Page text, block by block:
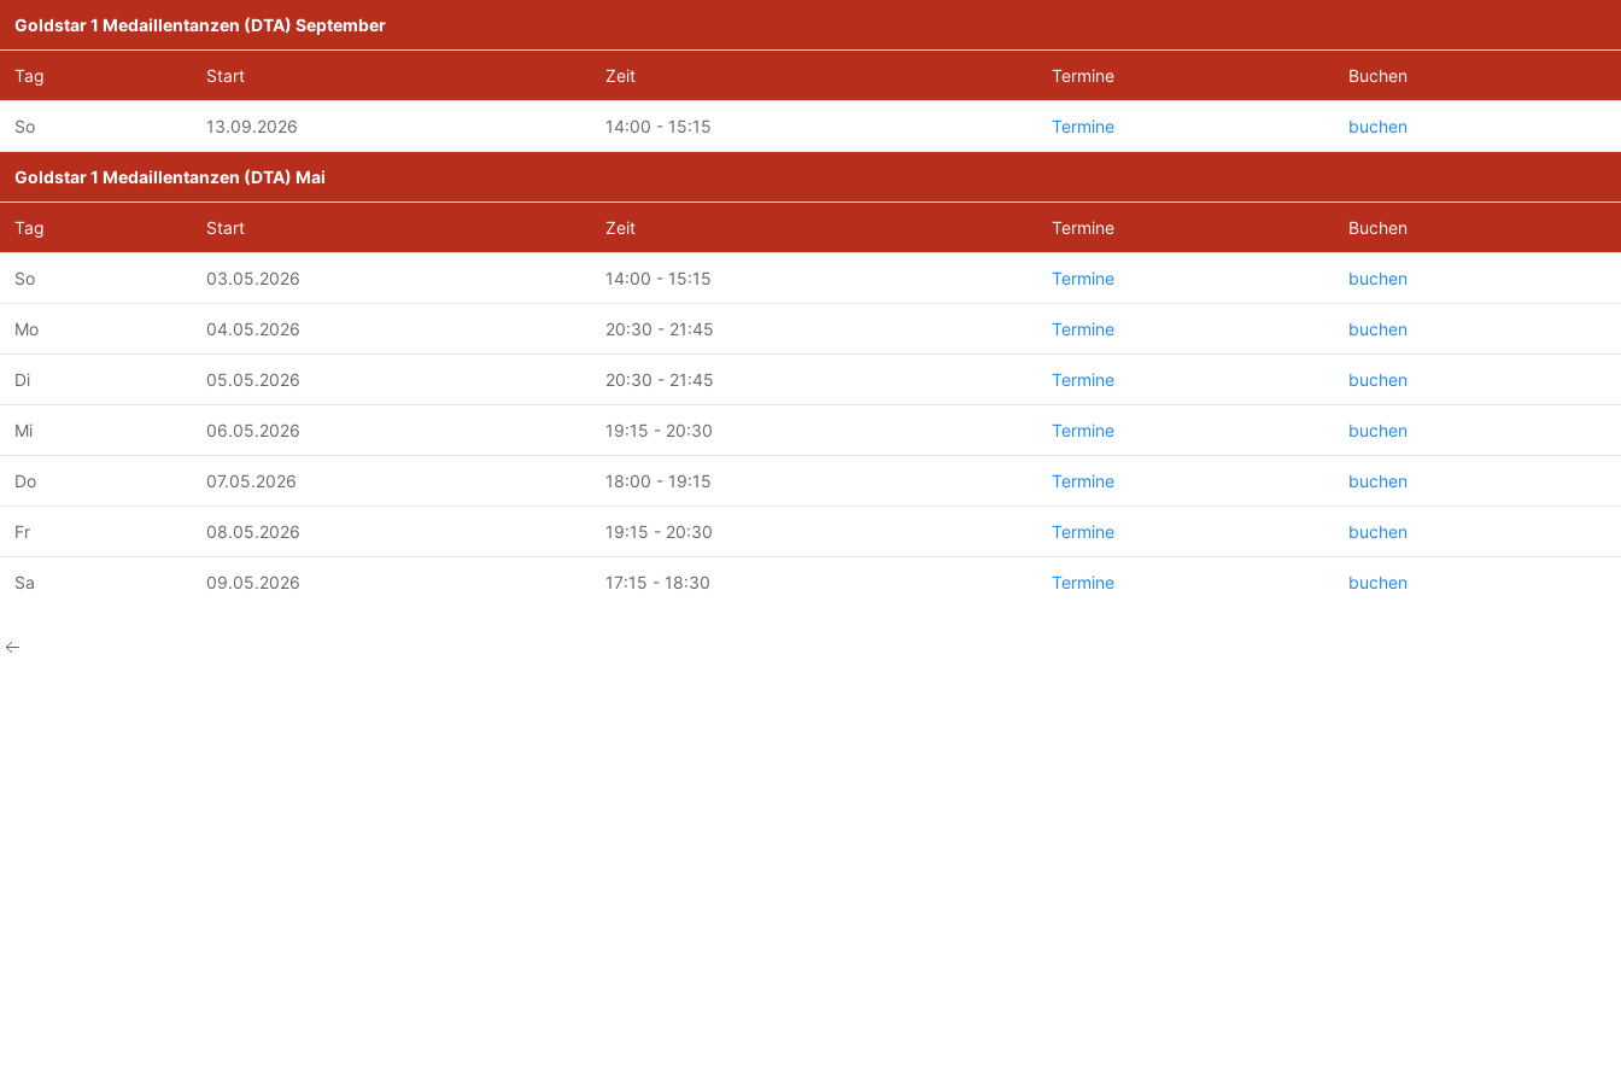
Goldstar 1 Medaillentanzen (DTA) September
Tag Start Zeit Termine Buchen
So 13.09.2026 14:00 - 15:15 Termine buchen
Goldstar 1 Medaillentanzen (DTA) Mai
Tag Start Zeit Termine Buchen
So 03.05.2026 14:00 - 15:15 Termine buchen
Mo 04.05.2026 20:30 - 21:45 Termine buchen
Di 05.05.2026 20:30 - 21:45 Termine buchen
Mi 06.05.2026 19:15 - 20:30 Termine buchen
Do 07.05.2026 18:00 - 19:15 Termine buchen
Fr 08.05.2026 19:15 - 20:30 Termine buchen
Sa 09.05.2026 17:15 - 18:30 Termine buchen